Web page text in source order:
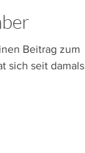
Beitrag zum
sich seit damals